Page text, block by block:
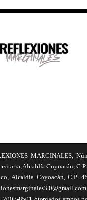
MARGINALES,
Alcaldía Coyoacán,
Alcaldía Coyoacán, C.P.